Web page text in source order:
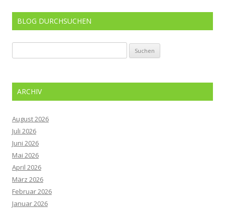
BLOG DURCHSUCHEN
nach:
ARCHIV
August 2026
Juli 2026
Juni 2026
Mai 2026
April 2026
März 2026
Februar 2026
Januar 2026